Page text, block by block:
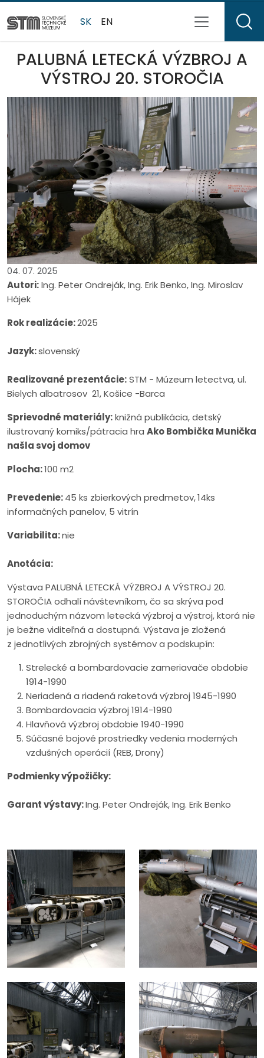
SK EN
PALUBNÁ LETECKÁ VÝZBROJ A
VÝSTROJ 20. STOROČIA
04. 07. 2025
Autori:Ing. Peter Ondreják, Ing. Erik Benko, Ing. Miroslav
Hájek
Rok realizácie:2025
Jazyk:slovenský
Realizované prezentácie:STM - Múzeum letectva, ul.
Bielych albatrosov 21, Košice -Barca
Sprievodné materiály:knižná publikácia, detský
ilustrovaný komiks/pátracia hra Ako Bombička Munička
našla svoj domov
Plocha:100 m2
Prevedenie:45 ks zbierkových predmetov,14ks
informačných panelov, 5 vitrín
Variabilita:nie
Anotácia:
Výstava PALUBNÁ LETECKÁ VÝZBROJ A VÝSTROJ 20.
STOROČIA odhalí návštevníkom, čo sa skrýva pod
jednoduchým názvom letecká výzbroj a výstroj, ktorá nie
je bežne viditeľná a dostupná. Výstava je zložená
z jednotlivých zbrojných systémov a podskupín:
Strelecké a bombardovacie zameriavače obdobie
1914-1990
Neriadená a riadená raketová výzbroj 1945-1990
Bombardovacia výzbroj 1914-1990
Hlavňová výzbroj obdobie 1940-1990
Súčasné bojové prostriedky vedenia moderných
vzdušných operácií (REB, Drony)
Podmienky výpožičky:
Garant výstavy:Ing. Peter Ondreják, Ing. Erik Benko